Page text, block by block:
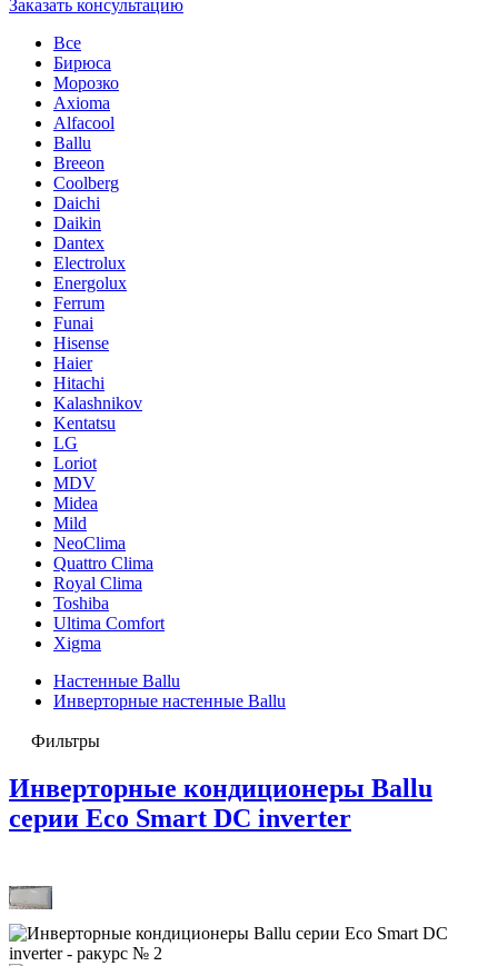
Заказать консультацию
Все
Бирюса
Морозко
Axioma
Alfacool
Ballu
Breeon
Coolberg
Daichi
Daikin
Dantex
Electrolux
Energolux
Ferrum
Funai
Hisense
Haier
Hitachi
Kalashnikov
Kentatsu
LG
Loriot
MDV
Midea
Mild
NeoClima
Quattro Clima
Royal Clima
Toshiba
Ultima Comfort
Xigma
Настенные Ballu
Инверторные настенные Ballu
Фильтры
Инверторные кондиционеры Ballu
серии Eco Smart DC inverter